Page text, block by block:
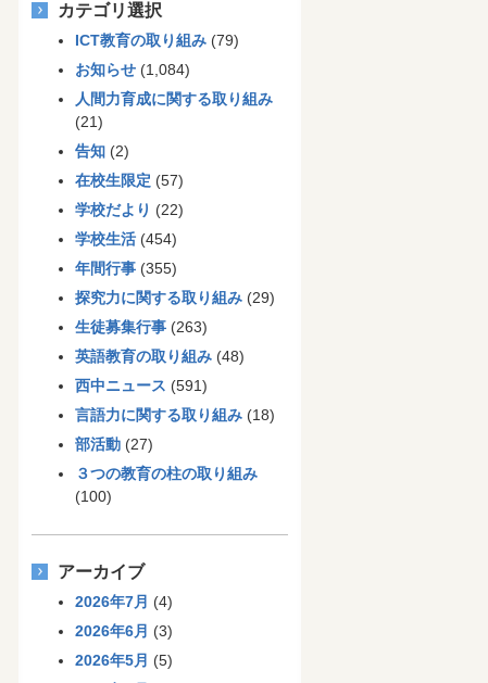
カテゴリ選択
ICT教育の取り組み (79)
お知らせ (1,084)
人間力育成に関する取り組み
(21)
告知 (2)
在校生限定 (57)
学校だより (22)
学校生活 (454)
年間行事 (355)
探究力に関する取り組み (29)
生徒募集行事 (263)
英語教育の取り組み (48)
西中ニュース (591)
言語力に関する取り組み (18)
部活動 (27)
３つの教育の柱の取り組み
(100)
アーカイブ
2026年7月 (4)
2026年6月 (3)
2026年5月 (5)